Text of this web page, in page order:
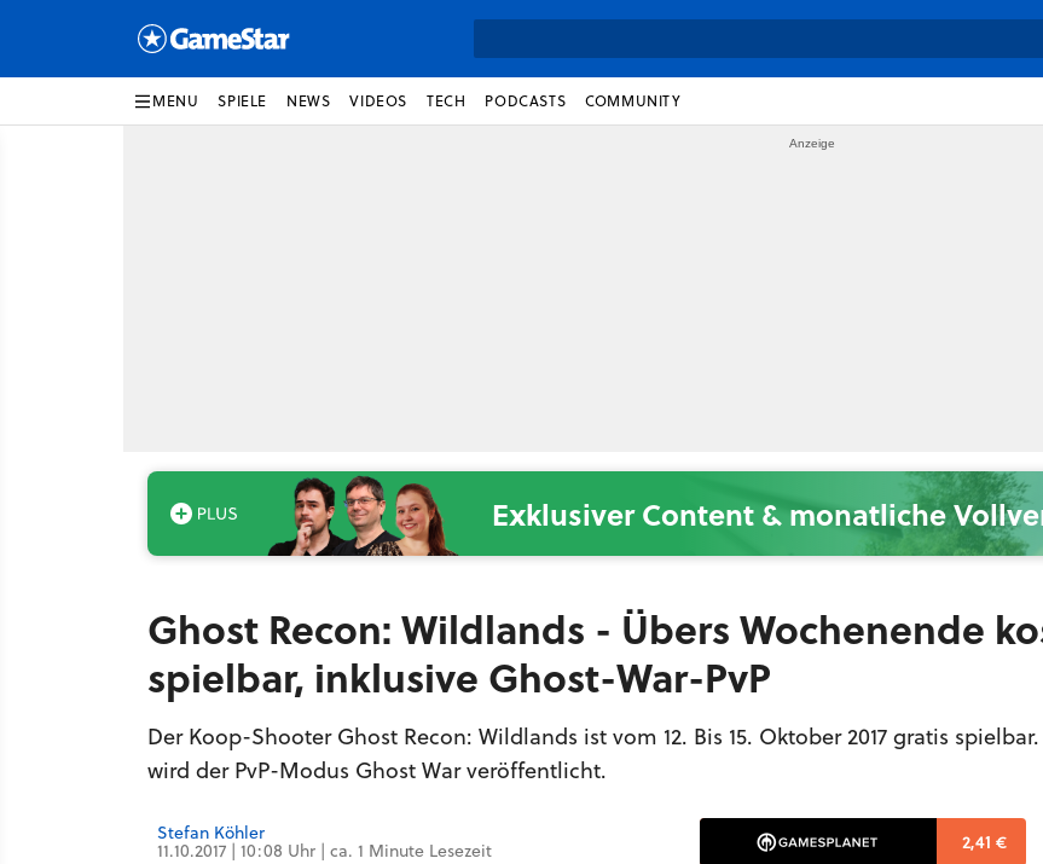
MENU SPIELE NEWS VIDEOS TECH PODCASTS COMMUNITY
Exklusiver Content & monatliche
Ghost Recon: Wildlands - Übers Wochenende
spielbar, inklusive Ghost-War-PvP
Der Koop-Shooter Ghost Recon: Wildlands ist vom 12. Bis 15. Oktober 2017 gratis
wird der PvP-Modus Ghost War veröffentlicht.
Stefan Köhler
11.10.2017 | 10:08 Uhr | ca. 1 Minute Lesezeit 2,41 €